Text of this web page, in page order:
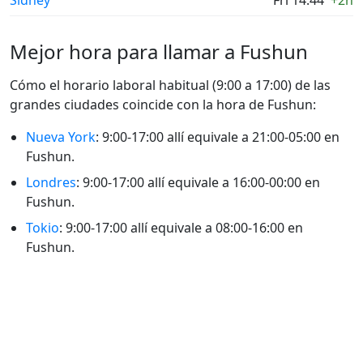
Mejor hora para llamar a Fushun
Cómo el horario laboral habitual (9:00 a 17:00) de las
grandes ciudades coincide con la hora de Fushun:
Nueva York: 9:00-17:00 allí equivale a 21:00-05:00 en
Fushun.
Londres: 9:00-17:00 allí equivale a 16:00-00:00 en
Fushun.
Tokio: 9:00-17:00 allí equivale a 08:00-16:00 en
Fushun.